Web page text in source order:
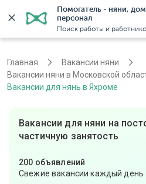
Помогатель - няни,
персонал
Поиск работы и
Главная
Вакансии няни
Вакансии няни в Московской
Вакансии для нянь в Яхроме
Вакансии для няни на
частичную занятость
200 объявлений
Свежие вакансии каждый день